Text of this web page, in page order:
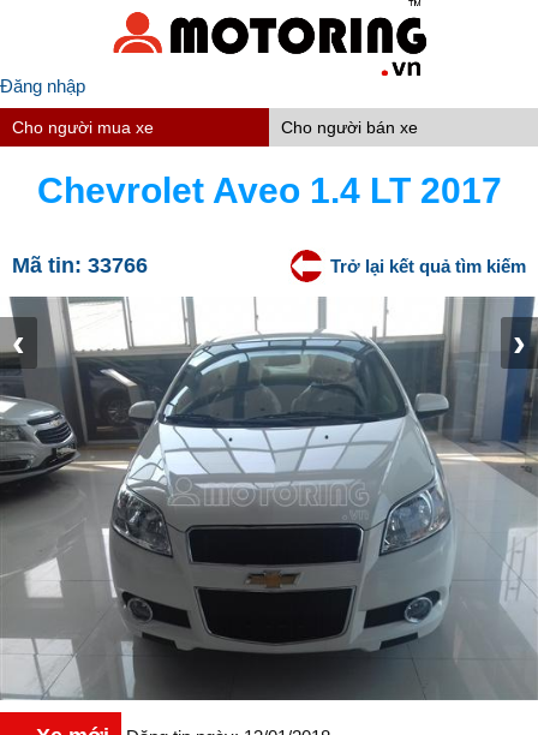
Đăng nhập
Cho người mua xe Cho người bán xe
Chevrolet Aveo 1.4 LT 2017
Mã tin: 33766 Trở lại kết quả tìm kiếm
‹ ›